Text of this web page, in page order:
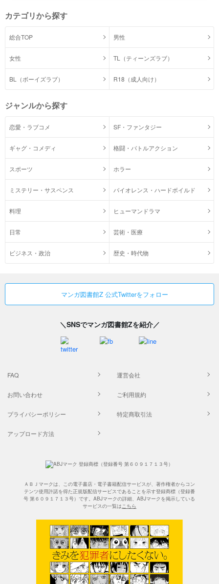
カテゴリから探す
総合TOP 男性
女性 TL（ティーンズラブ）
BL（ボーイズラブ） R18（成人向け）
ジャンルから探す
恋愛・ラブコメ SF・ファンタジー
ギャグ・コメディ 格闘・バトルアクション
スポーツ ホラー
ミステリー・サスペンス バイオレンス・ハードボイルド
料理 ヒューマンドラマ
日常 芸術・医療
ビジネス・政治 歴史・時代物
マンガ図書館Z 公式Twitterをフォロー
＼SNSでマンガ図書館Zを紹介／
FAQ 運営会社
お問い合わせ ご利用規約
プライバシーポリシー 特定商取引法
アップロード方法
ＡＢＪマークは、この電子書店・電子書籍配信サービスが、著作権者からコン
テンツ使用許諾を得た正規版配信サービスであることを示す登録商標（登録番
号 第６０９１７１３号）です。ABJマークの詳細、ABJマークを掲示している
サービスの一覧はこちら